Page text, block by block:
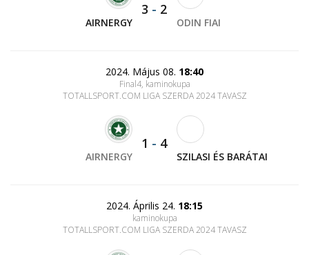
AIRNERGY
3 - 2
ODIN FIAI
2024. Május 08. 18:40
Final4, kaminokupa
TOTALLSPORT.COM LIGA SZERDA 2024 TAVASZ
AIRNERGY
1 - 4
SZILASI ÉS BARÁTAI
2024. Április 24. 18:15
kaminokupa
TOTALLSPORT.COM LIGA SZERDA 2024 TAVASZ